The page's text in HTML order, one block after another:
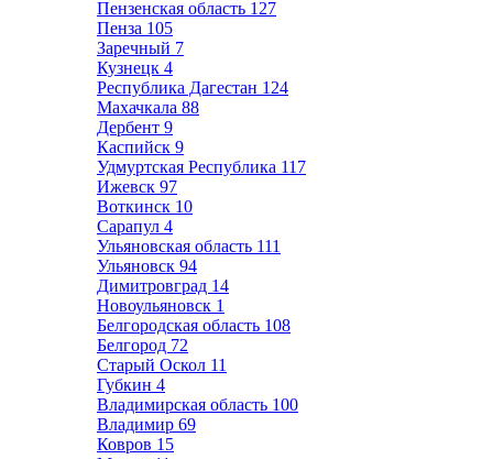
Пензенская область 127
Пенза 105
Заречный 7
Кузнецк 4
Республика Дагестан 124
Махачкала 88
Дербент 9
Каспийск 9
Удмуртская Республика 117
Ижевск 97
Воткинск 10
Сарапул 4
Ульяновская область 111
Ульяновск 94
Димитровград 14
Новоульяновск 1
Белгородская область 108
Белгород 72
Старый Оскол 11
Губкин 4
Владимирская область 100
Владимир 69
Ковров 15